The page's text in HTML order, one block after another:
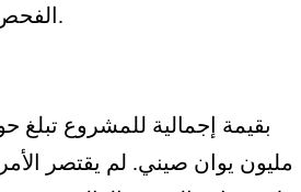
الفحص الدقيقة التي تجريها شركة ليدل في الموقع، وتم تسليمها في الموعد المحدد.
مليون يوان صيني. لم يقتصر